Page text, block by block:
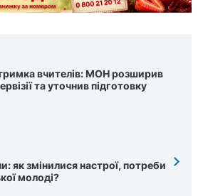
вчителів: МОН розширив
та уточнив підготовку
як змінилися настрої, потреби
молоді?